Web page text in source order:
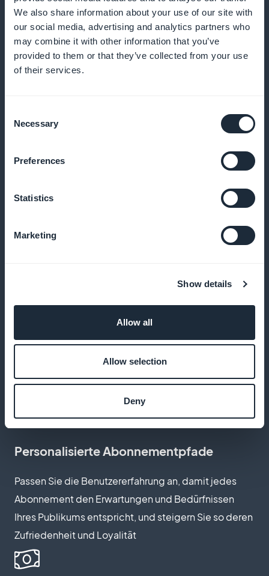
We also share information about your use of our site with
our social media, advertising and analytics partners who
may combine it with other information that you’ve
provided to them or that they’ve collected from your use
of their services.
Selection
Necessary
Preferences
Statistics
Marketing
Show details
Allow all
Allow selection
Deny
Zielgruppenansprache
Nutzen Sie fortschrittliche Analysen, um die Vorlieben
Ihrer Abonnenten zu verstehen und Ihre Inhalte
entsprechend anzupassen und so deren Relevanz
Werbeangebote, die bei der Ankunft
sichtbar sind
Setzen Sie die Startseite strategisch ein, um
neue Besucher sofort fesseln und so die
100% der Einnahmen für Sie
Nutzen Sie alle Einnahmen aus Ihren Abonnements
voll aus und ermöglichen Sie so eine bessere
Reinvestition in die Qualität und die Suche nach
Personalisierte Abonnementpfade
Passen Sie die Benutzererfahrung an, damit jedes
Abonnement den Erwartungen und Bedürfnissen
Ihres Publikums entspricht, und steigern Sie so deren
Zufriedenheit und Loyalität